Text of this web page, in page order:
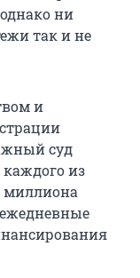
ни
так и не
и
суд
каждого из
миллиона